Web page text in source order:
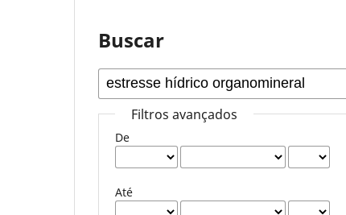
Buscar
Filtros avançados
De
Até